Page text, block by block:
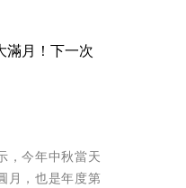
滿月！下一次
，今年中秋當天
月，也是年度第